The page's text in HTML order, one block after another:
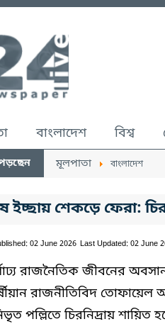
বাংলাদেশ বিশ্ব
মূলপাতা বাংলাদেশ
ইচ্ছায় শেকড়ে ফেরা:
02 June 2026 Last Updated: 02 June
রাজনৈতিক জীবনের
রাজনীতিবিদ তোফায়েল
পল্লিতে চিরনিদ্রায়